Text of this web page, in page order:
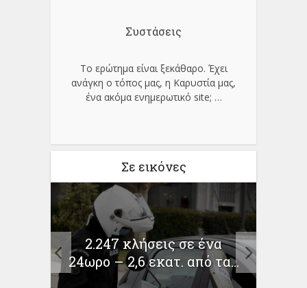
Συστάσεις
Το ερώτημα είναι ξεκάθαρο. Έχει
ανάγκη ο τόπος μας, η Καρυστία μας,
ένα ακόμα ενημερωτικό site; …
Σε εικόνες
2.247 κλήσεις σε ένα
24ωρο – 2,6 εκατ. από τα...